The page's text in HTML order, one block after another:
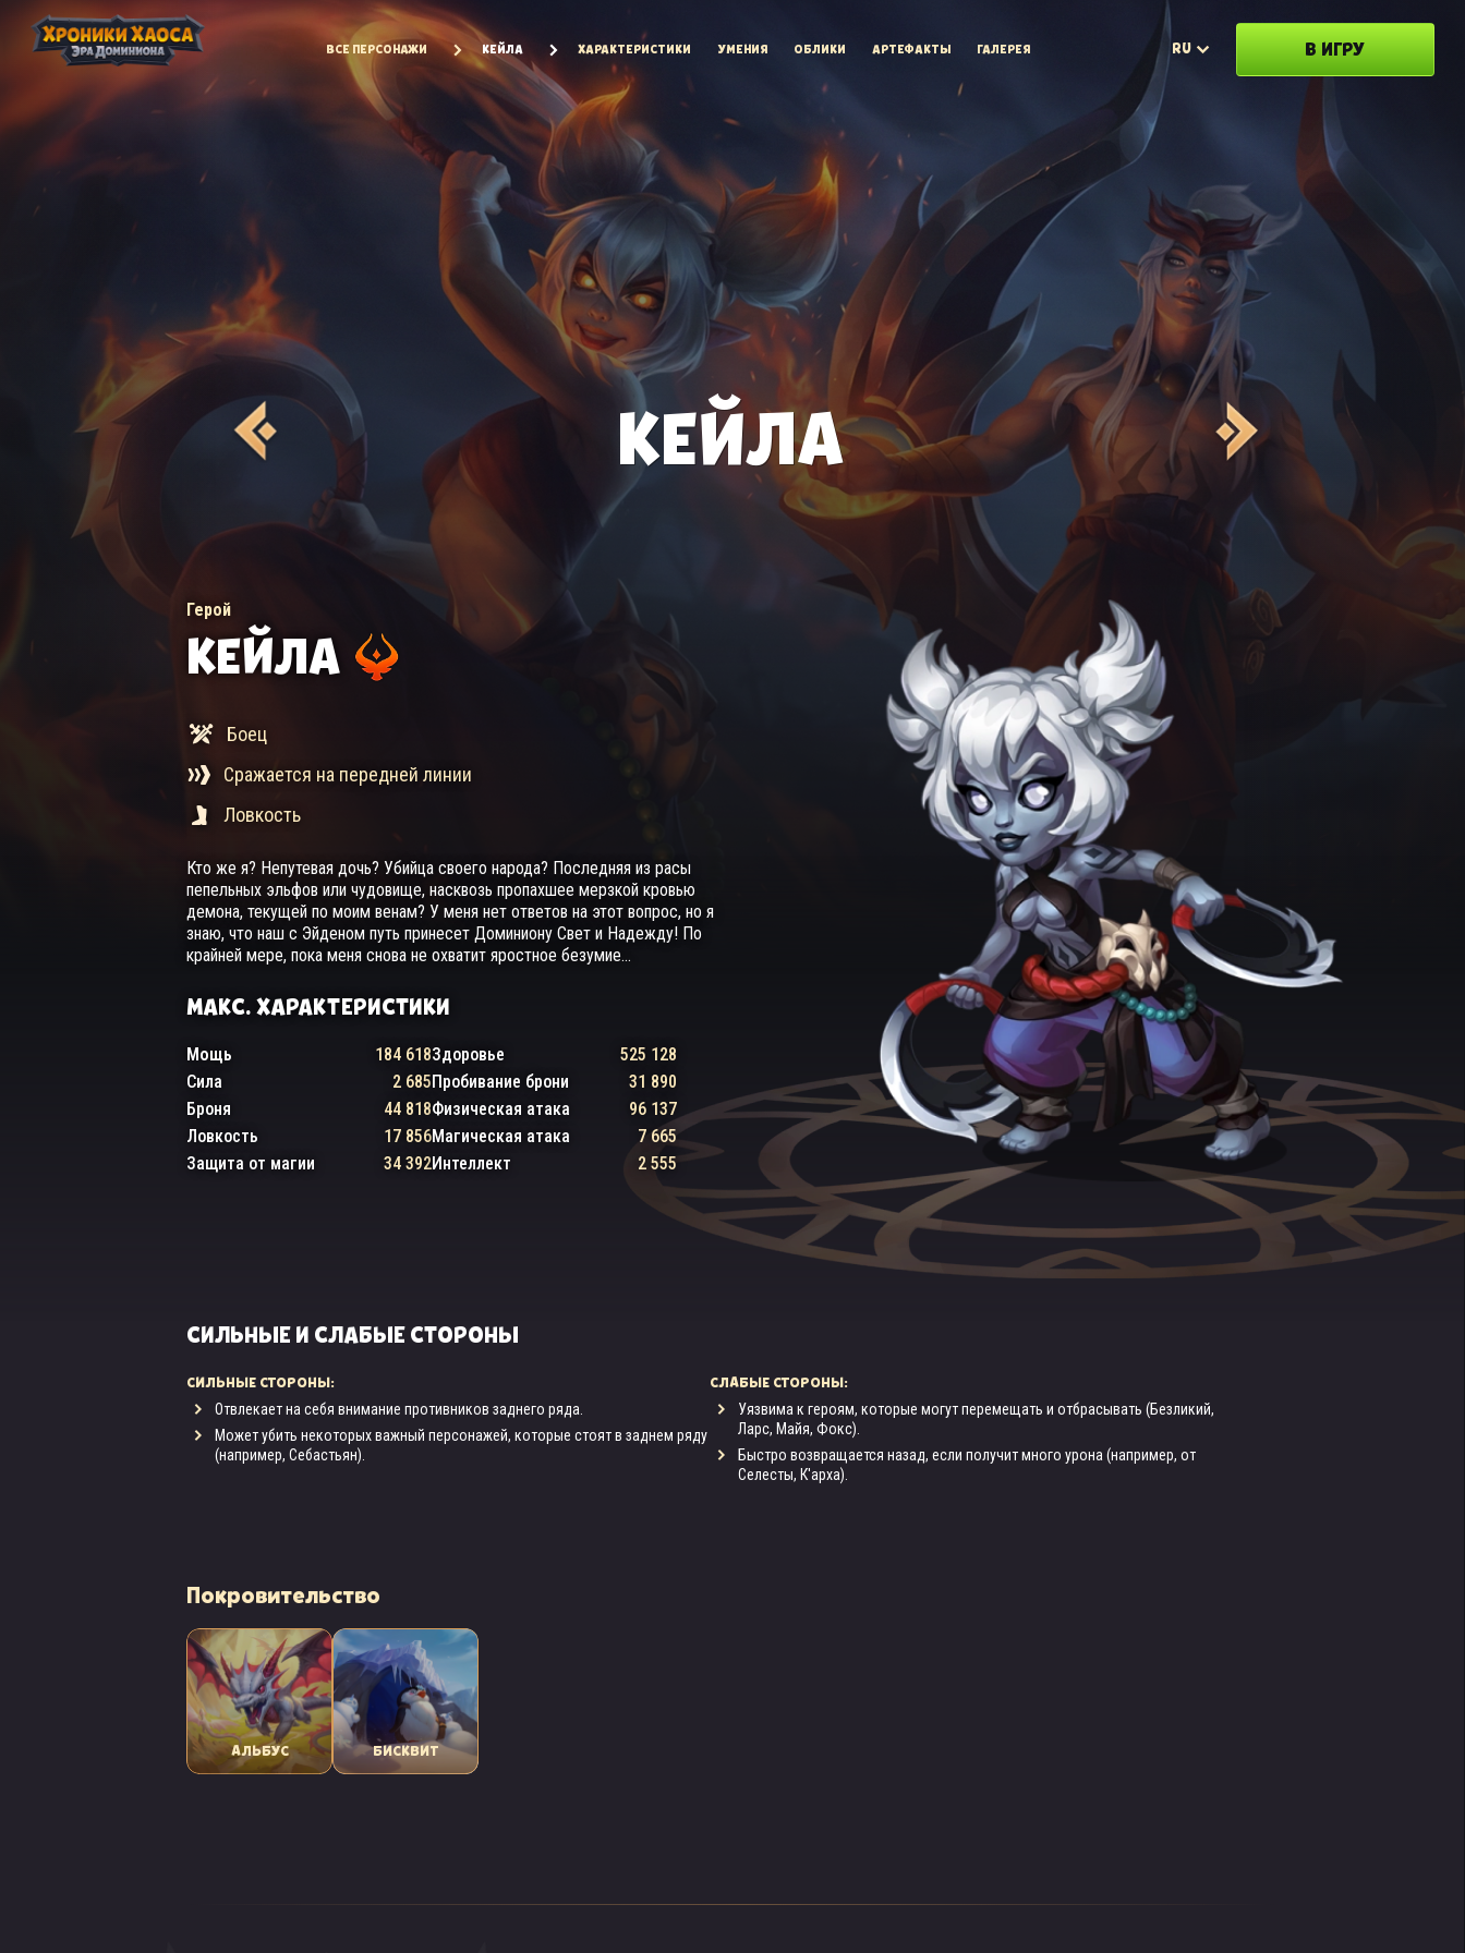
ВСЕ ПЕРСОНАЖИ КЕЙЛА ХАРАКТЕРИСТИКИ УМЕНИЯ ОБЛИКИ АРТЕФАКТЫ ГАЛЕРЕЯ RU В ИГРУ
КЕЙЛА
Герой
КЕЙЛА
Боец
Сражается на передней линии
Ловкость
Кто же я? Непутевая дочь? Убийца своего народа? Последняя из расы
пепельных эльфов или чудовище, насквозь пропахшее мерзкой кровью
демона, текущей по моим венам? У меня нет ответов на этот вопрос, но я
знаю, что наш с Эйденом путь принесет Доминиону Свет и Надежду! По
крайней мере, пока меня снова не охватит яростное безумие...
МАКС. ХАРАКТЕРИСТИКИ
Мощь 184 618Здоровье
525 128
Сила
2 685Пробивание брони
31 890
Броня
44 818Физическая атака
96 137
Ловкость
17 856Магическая атака
7 665
Защита от магии
34 392Интеллект 2 555
СИЛЬНЫЕ И СЛАБЫЕ СТОРОНЫ
СИЛЬНЫЕ СТОРОНЫ:
Отвлекает на себя внимание противников заднего ряда.
Может убить некоторых важный персонажей, которые стоят в заднем ряду
(например, Себастьян).
СЛАБЫЕ СТОРОНЫ:
Уязвима к героям, которые могут перемещать и отбрасывать (Безликий,
Ларс, Майя, Фокс).
Быстро возвращается назад, если получит много урона (например, от
Селесты, К'арха).
Покровительство
АЛЬБУС БИСКВИТ